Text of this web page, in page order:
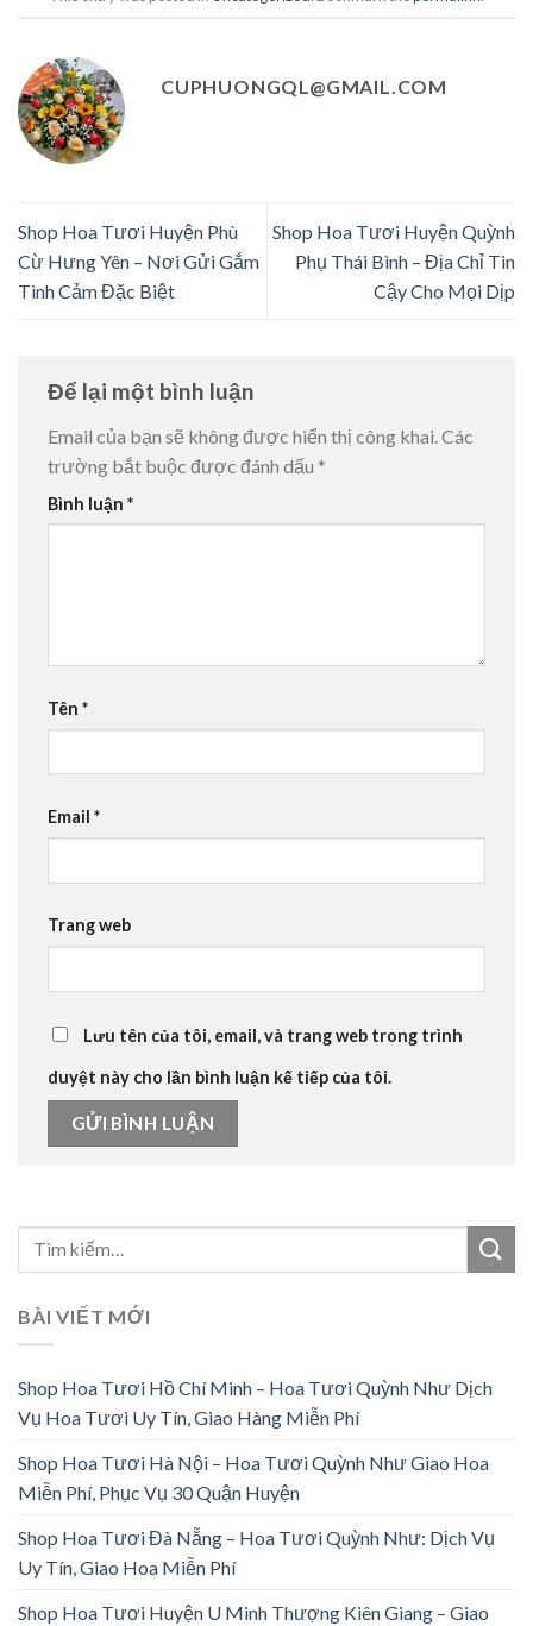
CUPHUONGQL@GMAIL.COM
Shop Hoa Tươi Huyện Phù
Cừ Hưng Yên – Nơi Gửi Gắm
Tình Cảm Đặc Biệt
Shop Hoa Tươi Huyện Quỳnh
Phụ Thái Bình – Địa Chỉ Tin
Cậy Cho Mọi Dịp
Để lại một bình luận
Email của bạn sẽ không được hiển thị công khai. Các
trường bắt buộc được đánh dấu *
Bình luận *
Tên *
Email *
Trang web
Lưu tên của tôi, email, và trang web trong trình
duyệt này cho lần bình luận kế tiếp của tôi.
BÀI VIẾT MỚI
Shop Hoa Tươi Hồ Chí Minh – Hoa Tươi Quỳnh Như Dịch
Vụ Hoa Tươi Uy Tín, Giao Hàng Miễn Phí
Shop Hoa Tươi Hà Nội – Hoa Tươi Quỳnh Như Giao Hoa
Miễn Phí, Phục Vụ 30 Quận Huyện
Shop Hoa Tươi Đà Nẵng – Hoa Tươi Quỳnh Như: Dịch Vụ
Uy Tín, Giao Hoa Miễn Phí
Shop Hoa Tươi Huyện U Minh Thượng Kiên Giang – Giao